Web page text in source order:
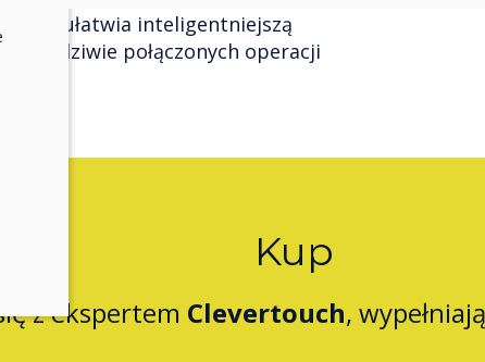
CAP ułatwia inteligentniejszą
prawdziwie połączonych operacji
Kup
z ekspertem Clevertouch,